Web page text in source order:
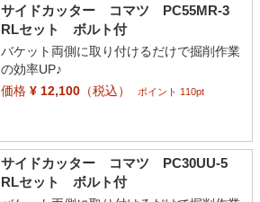
サイドカッター コマツ PC55MR-3
RLセット ボルト付
バケット両側に取り付けるだけで掘削作業
の効率UP♪
価格¥ 12,100（税込） ポイント 110pt
サイドカッター コマツ PC30UU-5
RLセット ボルト付